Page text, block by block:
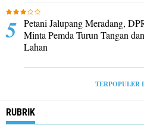
Petani Jalupang Meradang,
Minta Pemda Turun Tangan
Lahan
TERPOPULER
RUBRIK